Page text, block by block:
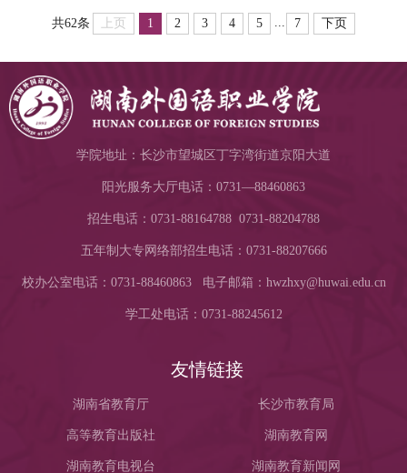
共62条 上页 1 2 3 4 5 7 下页
学院地址：长沙市望城区丁字湾街道京阳大道
阳光服务大厅电话：0731—88460863
招生电话：0731-88164788 0731-88204788
五年制大专网络部招生电话：0731-88207666
校办公室电话：0731-88460863 电子邮箱：hwzhxy@huwai.edu.cn
学工处电话：0731-88245612
友情链接
湖南省教育厅 长沙市教育局
高等教育出版社 湖南教育网
湖南教育电视台 湖南教育新闻网